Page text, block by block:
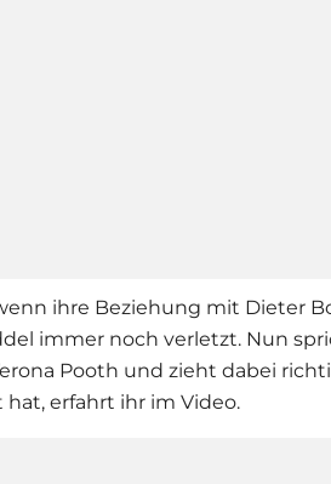
ihre Beziehung mit Dieter
immer noch verletzt. Nun
Pooth und zieht dabei
hat, erfahrt ihr im Video.